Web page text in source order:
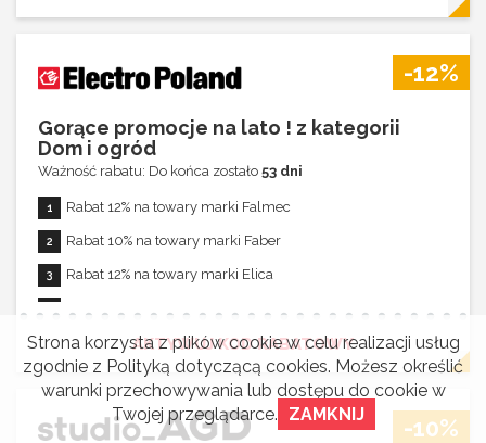
Rabat 8% na towary marki Electrolux
Rabat 10% na towary marki Liebherr
Rabat 5% na towary marki Ciarko Design
Rabat 10% na towary marki Franke Studio
-12%
Gorące promocje na lato ! z kategorii
Dom i ogród
Ważność rabatu: Do końca zostało 53 dni
Rabat 12% na towary marki Falmec
Rabat 10% na towary marki Faber
Rabat 12% na towary marki Elica
Rabat 3% na towary marki AEG
Rabat 7% na towary marki Smeg
Rabat 12% na towary marki Electrolux
AKTYWUJ KOD RABATOWY
-10%
Strona korzysta z plików cookie w celu realizacji usług
zgodnie z Polityką dotyczącą cookies. Możesz określić
warunki przechowywania lub dostępu do cookie w
Twojej przeglądarce.
ZAMKNIJ